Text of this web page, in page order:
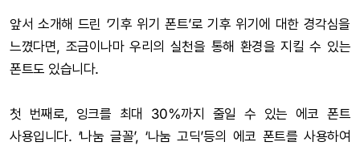
앞서 소개해 드린 ‘기후 위기 폰트’로 기후 위기에 대한 경각심을
느꼈다면, 조금이나마 우리의 실천을 통해 환경을 지킬 수 있는
폰트도 있습니다.
첫 번째로, 잉크를 최대 30%까지 줄일 수 있는 에코 폰트
사용입니다. ‘나눔 글꼴’, ‘나눔 고딕’등의 에코 폰트를 사용하여